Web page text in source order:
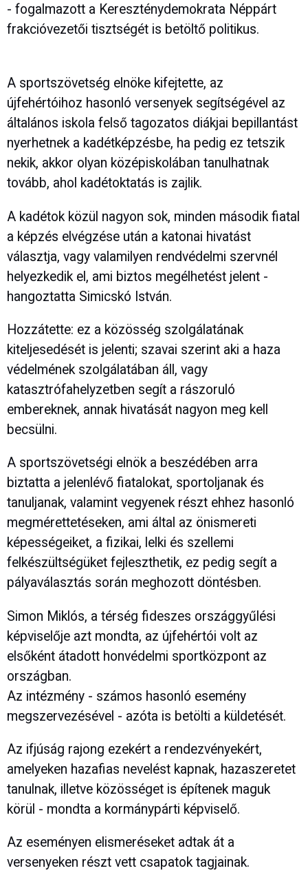
- fogalmazott a Kereszténydemokrata Néppárt
frakcióvezetői tisztségét is betöltő politikus.
A sportszövetség elnöke kifejtette, az
újfehértóihoz hasonló versenyek segítségével az
általános iskola felső tagozatos diákjai bepillantást
nyerhetnek a kadétképzésbe, ha pedig ez tetszik
nekik, akkor olyan középiskolában tanulhatnak
tovább, ahol kadétoktatás is zajlik.
A kadétok közül nagyon sok, minden második fiatal
a képzés elvégzése után a katonai hivatást
választja, vagy valamilyen rendvédelmi szervnél
helyezkedik el, ami biztos megélhetést jelent -
hangoztatta Simicskó István.
Hozzátette: ez a közösség szolgálatának
kiteljesedését is jelenti; szavai szerint aki a haza
védelmének szolgálatában áll, vagy
katasztrófahelyzetben segít a rászoruló
embereknek, annak hivatását nagyon meg kell
becsülni.
A sportszövetségi elnök a beszédében arra
biztatta a jelenlévő fiatalokat, sportoljanak és
tanuljanak, valamint vegyenek részt ehhez hasonló
megmérettetéseken, ami által az önismereti
képességeiket, a fizikai, lelki és szellemi
felkészültségüket fejleszthetik, ez pedig segít a
pályaválasztás során meghozott döntésben.
Simon Miklós, a térség fideszes országgyűlési
képviselője azt mondta, az újfehértói volt az
elsőként átadott honvédelmi sportközpont az
országban.
Az intézmény - számos hasonló esemény
megszervezésével - azóta is betölti a küldetését.
Az ifjúság rajong ezekért a rendezvényekért,
amelyeken hazafias nevelést kapnak, hazaszeretet
tanulnak, illetve közösséget is építenek maguk
körül - mondta a kormánypárti képviselő.
Az eseményen elismeréseket adtak át a
versenyeken részt vett csapatok tagjainak.